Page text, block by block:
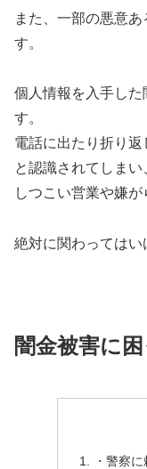
また、一部の悪意
す。
個人情報を入手した
す。
電話に出たり折り
と認識されてしまい
しつこい営業や嫌が
絶対に関わってはい
闇金被害に
・警察